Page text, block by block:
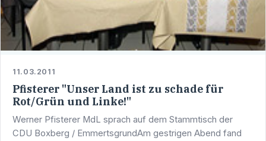
11.03.2011
Pfisterer "Unser Land ist zu schade für
Rot/Grün und Linke!"
Werner Pfisterer MdL sprach auf dem Stammtisch der
CDU Boxberg / EmmertsgrundAm gestrigen Abend fand